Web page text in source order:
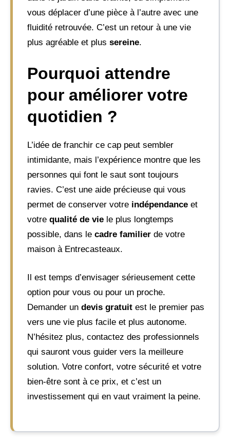
vous déplacer d’une pièce à l’autre avec une
fluidité retrouvée. C’est un retour à une vie
plus agréable et plus sereine.
Pourquoi attendre
pour améliorer votre
quotidien ?
L’idée de franchir ce cap peut sembler
intimidante, mais l’expérience montre que les
personnes qui font le saut sont toujours
ravies. C’est une aide précieuse qui vous
permet de conserver votre indépendance et
votre qualité de vie le plus longtemps
possible, dans le cadre familier de votre
maison à Entrecasteaux.
Il est temps d’envisager sérieusement cette
option pour vous ou pour un proche.
Demander un devis gratuit est le premier pas
vers une vie plus facile et plus autonome.
N’hésitez plus, contactez des professionnels
qui sauront vous guider vers la meilleure
solution. Votre confort, votre sécurité et votre
bien-être sont à ce prix, et c’est un
investissement qui en vaut vraiment la peine.